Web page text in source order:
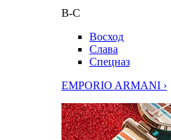
В-С
Восход
Слава
Спецназ
EMPORIO ARMANI ›